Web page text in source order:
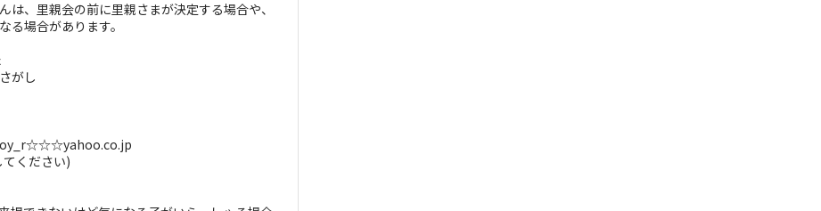
は、里親会の前に里親さまが決定する場合や、
る場合があります。
がし
ください)